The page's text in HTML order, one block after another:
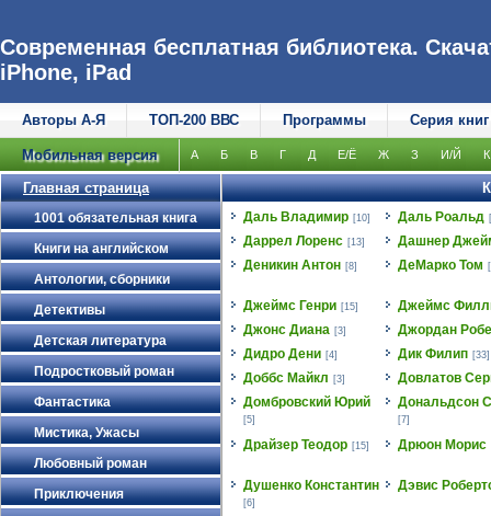
Современная бесплатная библиотека.
iPhone, iPad
Авторы А-Я ТОП-200 ВВС Программы Серия книг
Мобильная версия А Б В Г Д Е/Ё Ж З И/Й К
Главная страница
1001 обязательная книга
Книги на английском
Антологии, сборники
Детективы
Детская литература
Подростковый роман
Фантастика
Мистика, Ужасы
Любовный роман
Приключения
Даль Владимир [10] Даль Роальд
Даррел Лоренс [13]
Дашнер
Деникин Антон [8] ДеМарко Том
Джеймс Генри [15]
Джеймс
Джонс Диана [3]
Джордан
Дидро Дени [4] Дик Филип [33]
Доббс Майкл [3]
Довлатов
Домбровский Юрий
[5]
Дональдсон
[7]
Драйзер Теодор [15] Дрюон Морис
Душенко Константин
[6]
Дэвис